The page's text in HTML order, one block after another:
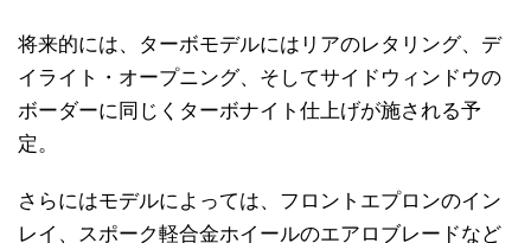
将来的には、ターボモデルにはリアのレタリング、デ
イライト・オープニング、そしてサイドウィンドウの
ボーダーに同じくターボナイト仕上げが施される予
定。
さらにはモデルによっては、フロントエプロンのイン
レイ、スポーク軽合金ホイールのエアロブレードなど